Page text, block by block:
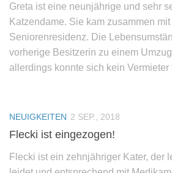
Informationen zum Datenschutz
Impressum
„Neue Spuren meiner Tiere“ – Das
Monika Pracht
Greta ist eine neunjährige und sehr
Katzendame. Sie kam zusammen
Seniorenresidenz. Die
vorherige Besitzerin zu einem
allerdings konnte sich kein Vermieter
NEUIGKEITEN 2 SEP., 2018
Flecki ist eingezogen!
Flecki ist ein zehnjähriger Kater, der